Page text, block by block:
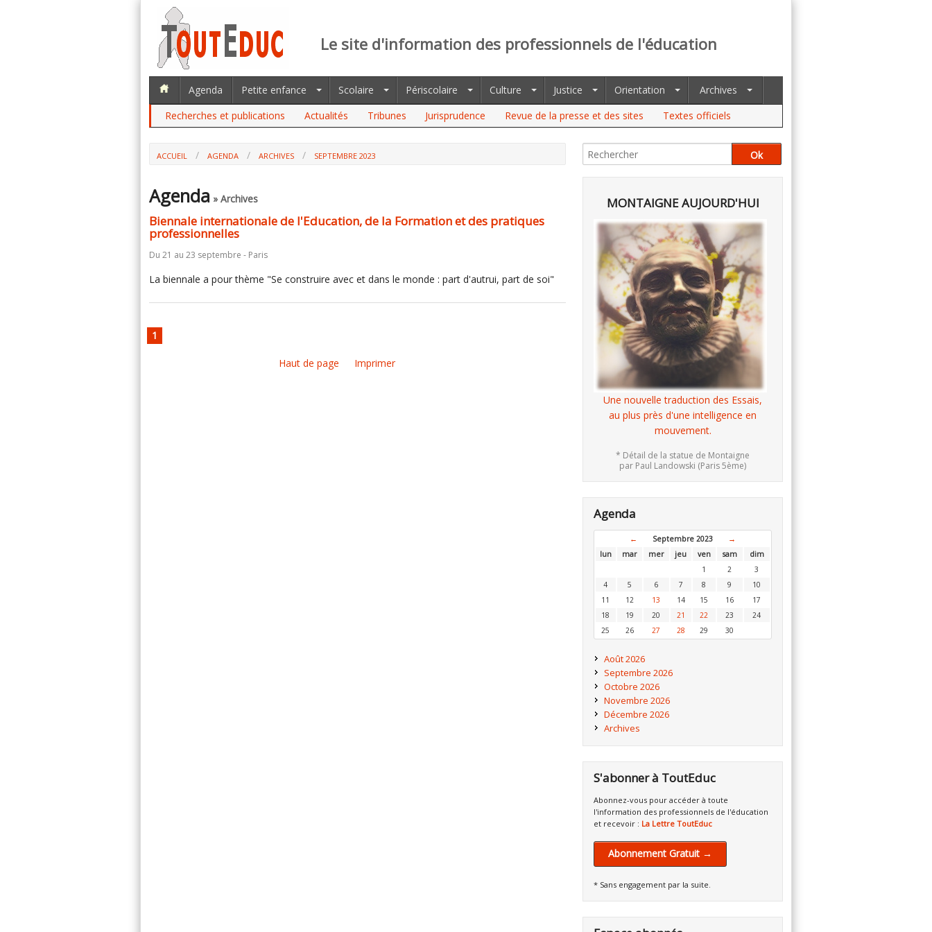
Le site d'information des professionnels de l'éducation
Agenda Petite enfance Scolaire Périscolaire Culture Justice Orientation
Archives
Recherches et publications
Actualités Tribunes Jurisprudence Revue de la presse et des sites Textes officiels
ACCUEIL AGENDA ARCHIVES SEPTEMBRE 2023
Agenda » Archives
Biennale internationale de l'Education, de la Formation et des pratiques
professionnelles
Du 21 au 23 septembre - Paris
La biennale a pour thème "Se construire avec et dans le monde : part d'autrui, part de soi"
1
Haut de page Imprimer
MONTAIGNE AUJOURD'HUI
Une nouvelle traduction des Essais,
au plus près d'une intelligence en
mouvement.
* Détail de la statue de Montaigne
par Paul Landowski (Paris 5ème)
Agenda
← Septembre 2023
→
lun
mar mer jeu ven sam
dim
1
2
3
4
5 6 7 8 9
10
11
12 13 14 15 16
17
18
19 20 21 22 23
24
25
26 27 28 29 30
Août 2026
Septembre 2026
Octobre 2026
Novembre 2026
Décembre 2026
Archives
S'abonner à ToutEduc
Abonnez-vous pour accéder à toute
l'information des professionnels de l'éducation
et recevoir : La Lettre ToutEduc
Abonnement Gratuit →
* Sans engagement par la suite.